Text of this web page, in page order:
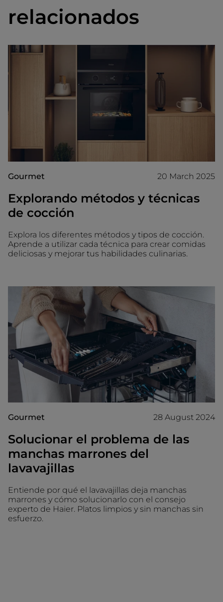
relacionados
Gourmet 20 March 2025
Explorando métodos y técnicas
de cocción
Explora los diferentes métodos y tipos de cocción.
Aprende a utilizar cada técnica para crear comidas
deliciosas y mejorar tus habilidades culinarias.
Gourmet 28 August 2024
Solucionar el problema de las
manchas marrones del
lavavajillas
Entiende por qué el lavavajillas deja manchas
marrones y cómo solucionarlo con el consejo
experto de Haier. Platos limpios y sin manchas sin
esfuerzo.